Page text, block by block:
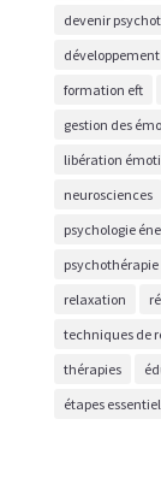
devenir
formation eft
gestion des
libération
neurosciences
psychologie
psychothérapie
relaxation
techniques de
thérapies
étapes